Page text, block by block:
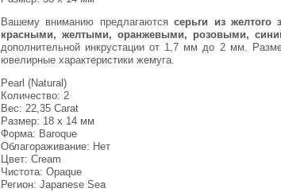
Вашему вниманию предлагаютсясерьги из желтого
красными, желтыми, оранжевыми, розовыми,
дополнительной инкрустации от 1,7 мм до 2 мм.
ювелирные характеристики жемуга.
Pearl (Natural)
Количество: 2
Вес: 22,35 Carat
Размер: 18 х 14 мм
Форма: Baroque
Облагораживание: Нет
Цвет: Cream
Чистота: Opaque
Регион: Japanese Sea